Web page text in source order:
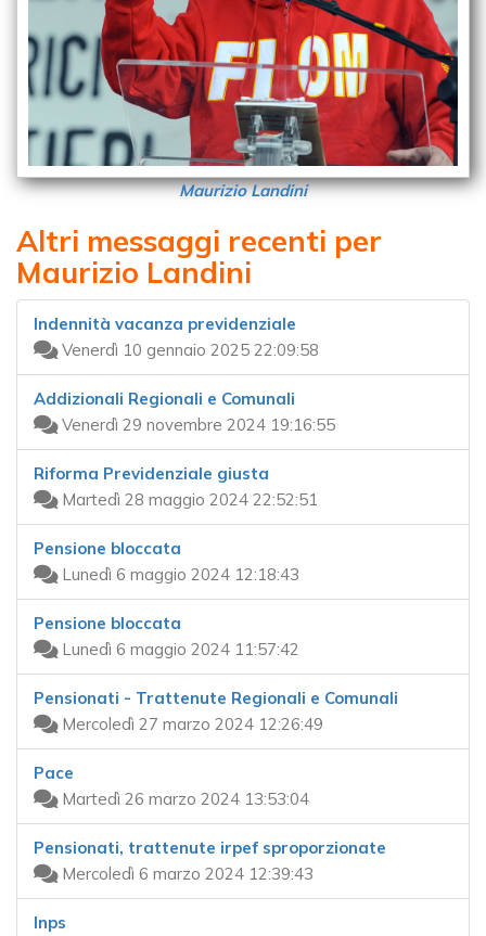
Maurizio Landini
Altri messaggi recenti per
Maurizio Landini
Indennità vacanza previdenziale
Venerdì 10 gennaio 2025 22:09:58
Addizionali Regionali e Comunali
Venerdì 29 novembre 2024 19:16:55
Riforma Previdenziale giusta
Martedì 28 maggio 2024 22:52:51
Pensione bloccata
Lunedì 6 maggio 2024 12:18:43
Pensione bloccata
Lunedì 6 maggio 2024 11:57:42
Pensionati - Trattenute Regionali e Comunali
Mercoledì 27 marzo 2024 12:26:49
Pace
Martedì 26 marzo 2024 13:53:04
Pensionati, trattenute irpef sproporzionate
Mercoledì 6 marzo 2024 12:39:43
Inps